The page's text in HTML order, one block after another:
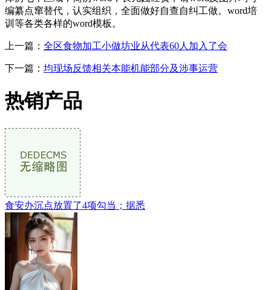
编纂点窜替代，认实组织，全面做好自查自纠工做。word培
训等各类各样的word模板。
上一篇： 全区食物加工小做坊业从代表60人加入了会
下一篇： 均现场反馈相关本能机能部分及涉事运营
热销产品
食安办沉点放置了4项勾当；据悉